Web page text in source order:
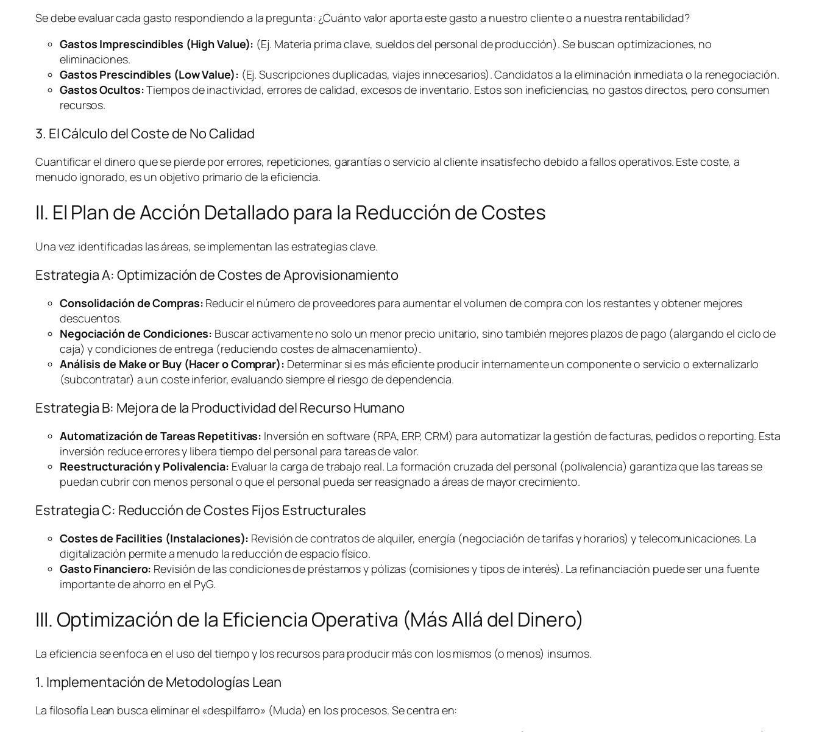
Se debe evaluar cada gasto respondiendo a la pregunta: ¿Cuánto valor aporta este gasto a nuestro cliente o a nuestra rentabilidad?
Gastos Imprescindibles (High Value): (Ej. Materia prima clave, sueldos del personal de producción). Se buscan optimizaciones, no
eliminaciones.
Gastos Prescindibles (Low Value): (Ej. Suscripciones duplicadas, viajes innecesarios). Candidatos a la eliminación inmediata o la renegociación.
Gastos Ocultos:Tiempos de inactividad, errores de calidad, excesos de inventario. Estos son ineficiencias, no gastos directos, pero consumen
recursos.
3. El Cálculo del Coste de No Calidad
Cuantificar el dinero que se pierde por errores, repeticiones, garantías o servicio al cliente insatisfecho debido a fallos operativos. Este coste, a
menudo ignorado, es un objetivo primario de la eficiencia.
II. El Plan de Acción Detallado para la Reducción de Costes
Una vez identificadas las áreas, se implementan las estrategias clave.
Estrategia A: Optimización de Costes de Aprovisionamiento
Consolidación de Compras: Reducir el número de proveedores para aumentar el volumen de compra con los restantes y obtener mejores
descuentos.
Negociación de Condiciones: Buscar activamente no solo un menor precio unitario, sino también mejores plazos de pago (alargando el ciclo de
caja) y condiciones de entrega (reduciendo costes de almacenamiento).
Análisis de Make or Buy(Hacer o Comprar): Determinar si es más eficiente producir internamente un componente o servicio o externalizarlo
(subcontratar) a un coste inferior, evaluando siempre el riesgo de dependencia.
Estrategia B: Mejora de la Productividad del Recurso Humano
Automatización de Tareas Repetitivas: Inversión en software (RPA, ERP, CRM) para automatizar la gestión de facturas, pedidos o reporting. Esta
inversión reduce errores y libera tiempo del personal para tareas de valor.
Reestructuración y Polivalencia: Evaluar la carga de trabajo real. La formación cruzada del personal (polivalencia) garantiza que las tareas se
puedan cubrir con menos personal o que el personal pueda ser reasignado a áreas de mayor crecimiento.
Estrategia C: Reducción de Costes Fijos Estructurales
Costes de Facilities (Instalaciones): Revisión de contratos de alquiler, energía (negociación de tarifas y horarios) y telecomunicaciones. La
digitalización permite a menudo la reducción de espacio físico.
Gasto Financiero: Revisión de las condiciones de préstamos y pólizas (comisiones y tipos de interés). La refinanciación puede ser una fuente
importante de ahorro en el PyG.
III. Optimización de la Eficiencia Operativa (Más Allá del Dinero)
La eficiencia se enfoca en el uso del tiempo y los recursos para producir más con los mismos (o menos) insumos.
1. Implementación de Metodologías Lean
La filosofía Lean busca eliminar el «despilfarro» (Muda) en los procesos. Se centra en: